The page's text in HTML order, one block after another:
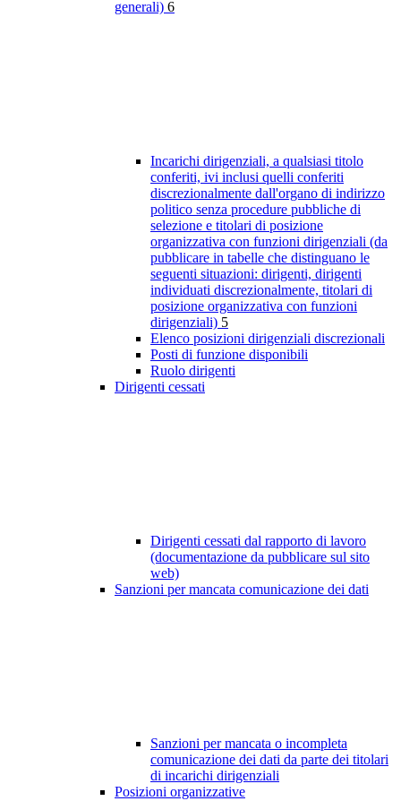
generali) 6
Incarichi dirigenziali, a qualsiasi titolo
conferiti, ivi inclusi quelli conferiti
discrezionalmente dall'organo di indirizzo
politico senza procedure pubbliche di
selezione e titolari di posizione
organizzativa con funzioni dirigenziali (da
pubblicare in tabelle che distinguano le
seguenti situazioni: dirigenti, dirigenti
individuati discrezionalmente, titolari di
posizione organizzativa con funzioni
dirigenziali) 5
Elenco posizioni dirigenziali discrezionali
Posti di funzione disponibili
Ruolo dirigenti
Dirigenti cessati
Dirigenti cessati dal rapporto di lavoro
(documentazione da pubblicare sul sito
web)
Sanzioni per mancata comunicazione dei dati
Sanzioni per mancata o incompleta
comunicazione dei dati da parte dei titolari
di incarichi dirigenziali
Posizioni organizzative